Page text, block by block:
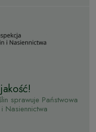
sprawuje Państwowa
Nasiennictwa